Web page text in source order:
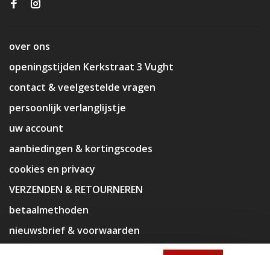
over ons
openingstijden Kerkstraat 3 Vught
contact & veelgestelde vragen
persoonlijk verlanglijstje
uw account
aanbiedingen & kortingscodes
cookies en privacy
VERZENDEN & RETOURNEREN
betaalmethoden
nieuwsbrief & voorwaarden